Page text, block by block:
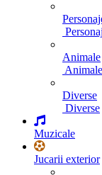
Animale
Animale
Diverse
Diverse
Muzicale
Jucarii exterior